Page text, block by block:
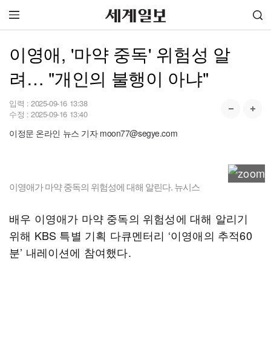
이영애, '마약 중독' 위험성 알
려… "개인의 불행이 아냐"
입력 : 2025-09-16 13:38
수정 : 2025-09-16 13:40
이정문 온라인 뉴스 기자 moon77@segye.com
이영애가 마약 중독의 위험성에 대해 알린다. 뉴시스
배우 이영애가 마약 중독의 위험성에 대해 알리기
위해 KBS 특별 기획 다큐멘터리 ‘이영애의 추적60
분’ 내레이션에 참여했다.